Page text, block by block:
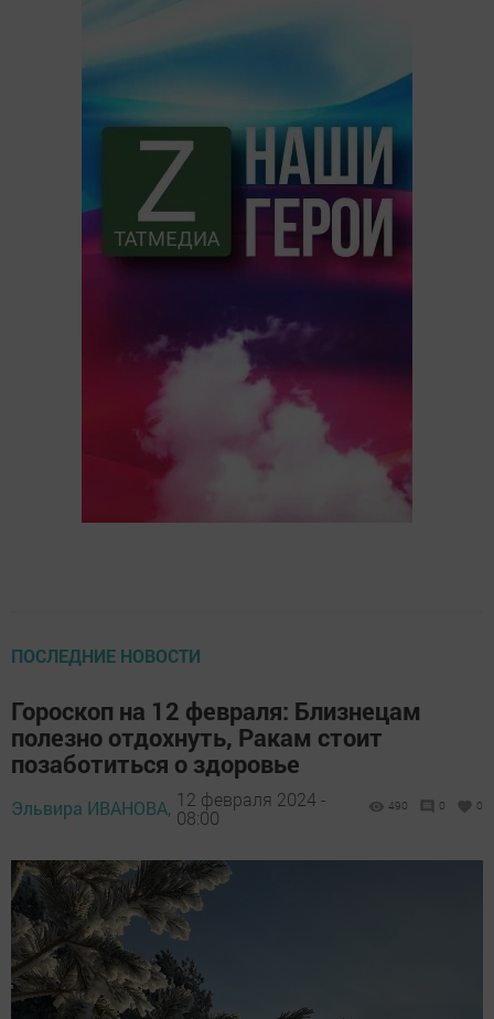
ПОСЛЕДНИЕ НОВОСТИ
Гороскоп на 12 февраля: Близнецам
полезно отдохнуть, Ракам стоит
позаботиться о здоровье
Эльвира ИВАНОВА, 12 февраля 2024 -
08:00
490 0 0